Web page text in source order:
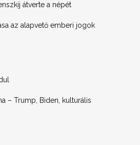
átverte a népét
az alapvető emberi jogok
– Trump, Biden, kulturális